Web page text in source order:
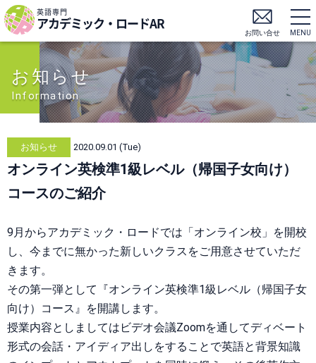
英語専門
アカデミック・ロードAR
お問い合せ MENU
お知らせ
Information
お知らせ 2020.09.01 (Tue)
オンライン英検準1級レベル（帰国子女向け）
コースのご紹介
9月からアカデミック・ロードでは「オンライン校」を開校
し、今までに無かった新しいクラスをご用意させていただ
きます。
その第一弾として『オンライン英検準1級レベル（帰国子女
向け）コース』を開講します。
授業内容としましてはビデオ会議Zoomを通してディベート
形式の会話・アイディア出しをすることで英語と背景知識